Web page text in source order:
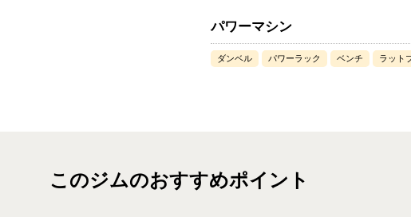
パワーマシン
ダンベル パワーラック ベンチ ラット
このジムのおすすめポイント